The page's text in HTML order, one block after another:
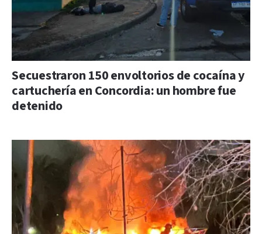
Secuestraron 150 envoltorios de cocaína y
cartuchería en Concordia: un hombre fue
detenido